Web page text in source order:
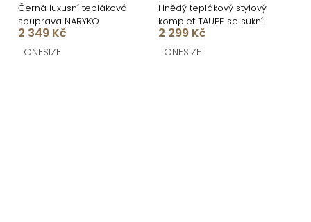
Černá luxusní tepláková
souprava NARYKO
2 349 Kč
ONESIZE
Hnědý teplákový stylový
komplet TAUPE se sukní
2 299 Kč
ONESIZE